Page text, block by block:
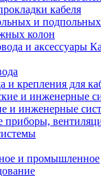
кабеля
и подпольных
колон
и крепления для
и инженерные